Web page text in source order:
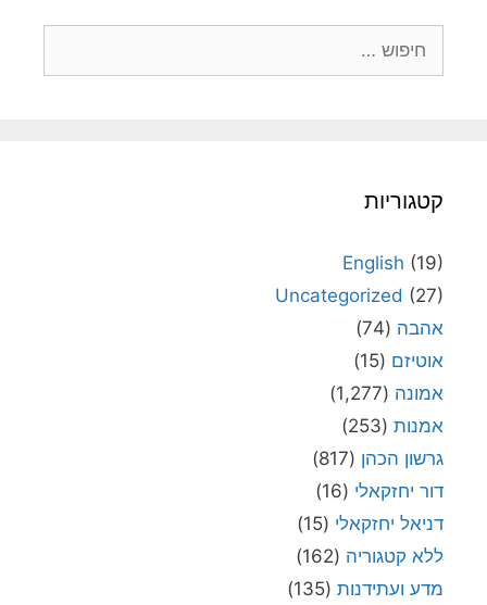
קטגוריות
English (19)
Uncategorized (27)
אהבה (74)
אוטיזם (15)
אמונה (1,277)
אמנות (253)
גרשון הכהן (817)
דור יחזקאלי (16)
דניאל יחזקאלי (15)
ללא קטגוריה (162)
מדע ועתידנות (135)